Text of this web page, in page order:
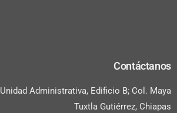
Contáctanos
Unidad Administrativa, Edificio B; Col. Maya
Tuxtla Gutiérrez, Chiapas